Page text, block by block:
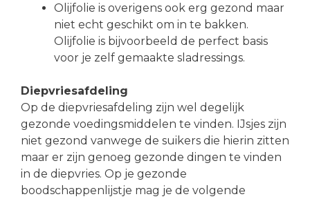
Olijfolie is overigens ook erg gezond maar
niet echt geschikt om in te bakken.
Olijfolie is bijvoorbeeld de perfect basis
voor je zelf gemaakte sladressings.
Diepvriesafdeling
Op de diepvriesafdeling zijn wel degelijk
gezonde voedingsmiddelen te vinden. IJsjes zijn
niet gezond vanwege de suikers die hierin zitten
maar er zijn genoeg gezonde dingen te vinden
in de diepvries. Op je gezonde
boodschappenlijstje mag je de volgende